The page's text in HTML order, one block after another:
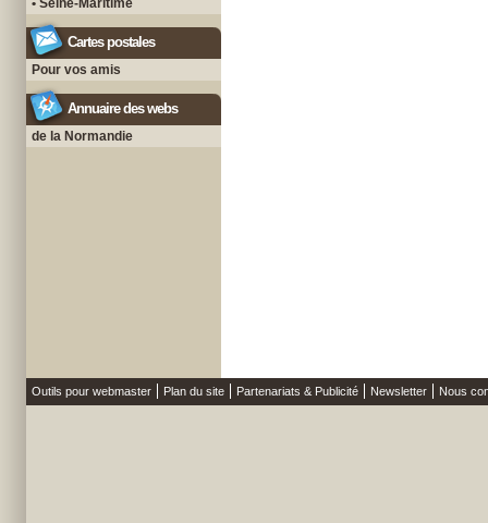
• Seine-Maritime
Cartes postales
Pour vos amis
Annuaire des webs
de la Normandie
Outils pour webmaster Plan du site Partenariats & Publicité Newsletter Nous